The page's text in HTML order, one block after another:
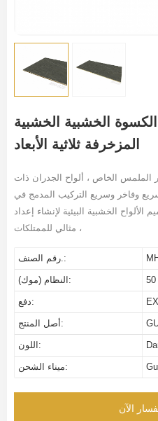
الخشبية الخشبية
المزخرفة ثلاثية الأبعاد
الملمس الخاص ، ألواح الجدران ذات
وفاخر وسريع التركيب المدمج في
الألواح الخشبية البيئية لإنشاء إعداد
مثالي للممتلكات ،
رقم الصنف.:
النظام (موك): 50
دفع:
أصل المنتج:
اللون:
ميناء الشحن: